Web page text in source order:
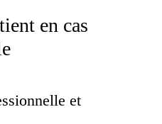
en cas
et